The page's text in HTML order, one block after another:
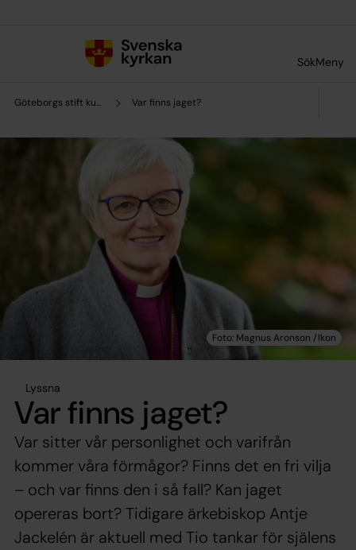
SökMeny
Göteborgs stift kultursamverkan Var finns jaget?
Lyssna
Var finns jaget?
Var sitter vår personlighet och varifrån
kommer våra förmågor? Finns det en fri vilja
– och var finns den i så fall? Kan jaget
opereras bort? Tidigare ärkebiskop Antje
Jackelén är aktuell med Tio tankar för själens